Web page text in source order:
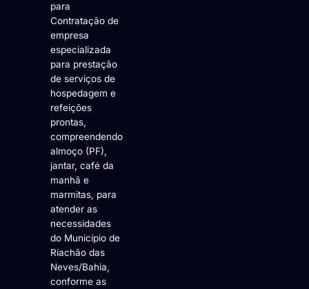
para
Contratação de
empresa
especializada
para prestação
de serviços de
hospedagem e
refeições
prontas,
compreendendo
almoço (PF),
jantar, café da
manhã e
marmitas, para
atender as
necessidades
do Município de
Riachão das
Neves/Bahia,
conforme as